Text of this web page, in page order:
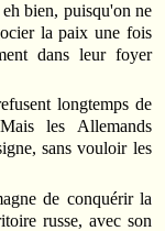
bien, puisqu'on ne
la paix une fois
dans leur foyer
longtemps de
les Allemands
sans vouloir les
de conquérir la
russe, avec son